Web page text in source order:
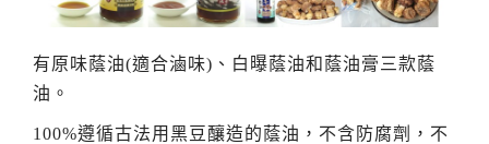
有原味蔭油(適合滷味) 、白曝蔭油和蔭油膏三款蔭
油。
100%遵循古法用黑豆釀造的蔭油，不含防腐劑，不